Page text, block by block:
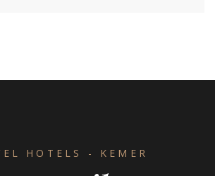
HOTELS - KEMER